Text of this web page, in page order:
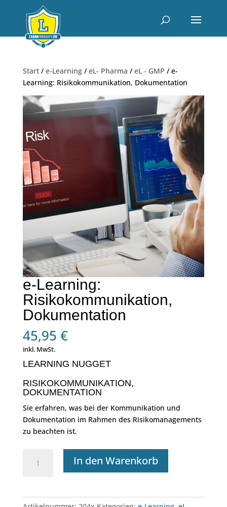
Start/ e-Learning/ eL- Pharma / eL - GMP / e-
Learning: Risikokommunikation, Dokumentation
e-Learning:
Risikokommunikation,
Dokumentation
45,95 €
inkl. MwSt.
LEARNING NUGGET
RISIKOKOMMUNIKATION,
DOKUMENTATION
Sie erfahren, was bei der Kommunikation und
Dokumentation im Rahmen des Risikomanagements
zu beachten ist.
Learning:
Menge
In den Warenkorb